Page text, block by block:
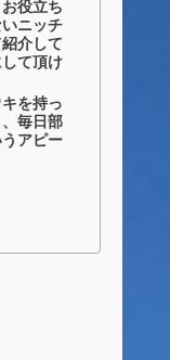
役立ち
ニッチ
介して
て頂け
を持っ
毎日部
アピー